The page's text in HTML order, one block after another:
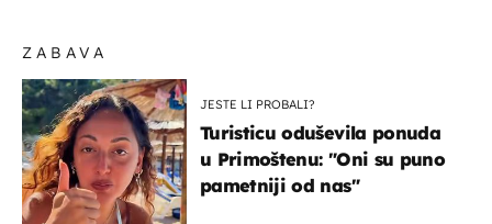
ZABAVA
JESTE LI PROBALI?
Turisticu oduševila ponuda
u Primoštenu: "Oni su puno
pametniji od nas"